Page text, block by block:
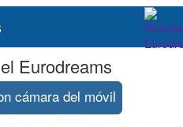
Eurodreams
cámara del móvil